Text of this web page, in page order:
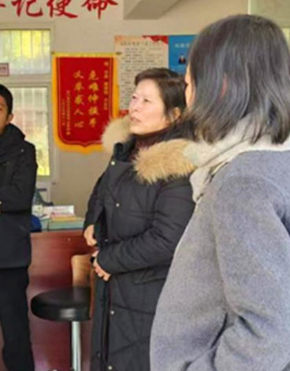
約18億元
萬億 利潤總額近936億
新玩法
，共奏客家文化傳承新篇章
拉石油言論 拉美國家有權自主選擇合作夥伴